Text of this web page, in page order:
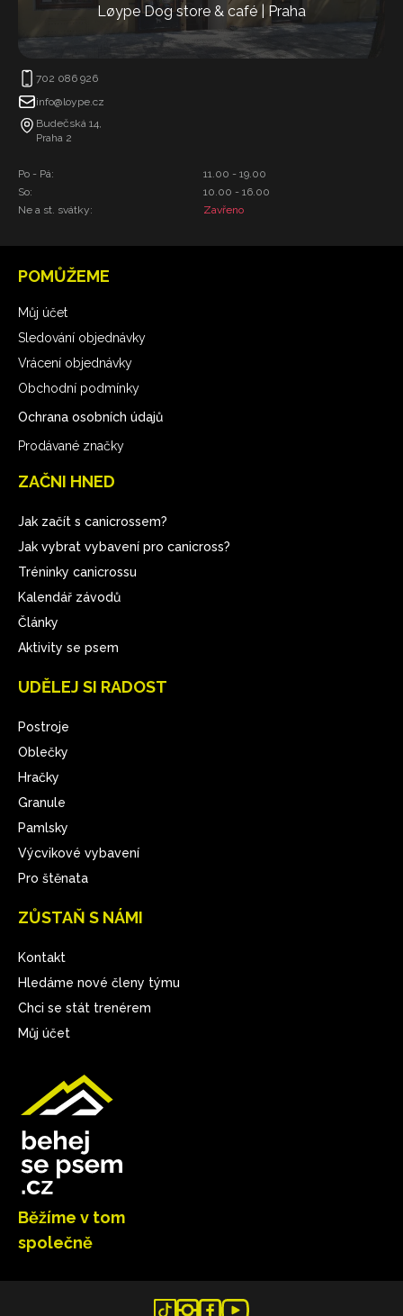
Løype Dog store & café | Praha
702 086 926
info@loype.cz
Budečská 14,
Praha 2
Po - Pá:
So:
Ne a st. svátky:
11.00 - 19.00
10.00 - 16.00
Zavřeno
Běžíme v tom
společně
POMŮŽEME
Můj účet
Sledování objednávky
Vrácení objednávky
Obchodní podmínky
Ochrana osobních údajů
Prodávané značky
ZAČNI HNED
Jak začít s canicrossem?
Jak vybrat vybavení pro canicross?
Tréninky canicrossu
Kalendář závodů
Články
Aktivity se psem
UDĚLEJ SI RADOST
Postroje
Oblečky
Hračky
Granule
Pamlsky
Výcvikové vybavení
Pro štěnata
ZŮSTAŇ S NÁMI
Kontakt
Hledáme nové členy týmu
Chci se stát trenérem
Můj účet